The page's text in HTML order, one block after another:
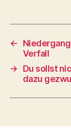
←
Verfall
→
Du sollst
dazu